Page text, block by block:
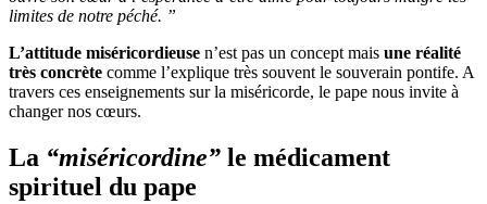
limites de notre péché. ”
L’attitude miséricordieuse n’est pas un concept mais une réalité
très concrète comme l’explique très souvent le souverain pontife. A
travers ces enseignements sur la miséricorde, le pape nous invite à
changer nos cœurs.
La “miséricordine” le médicament
spirituel du pape